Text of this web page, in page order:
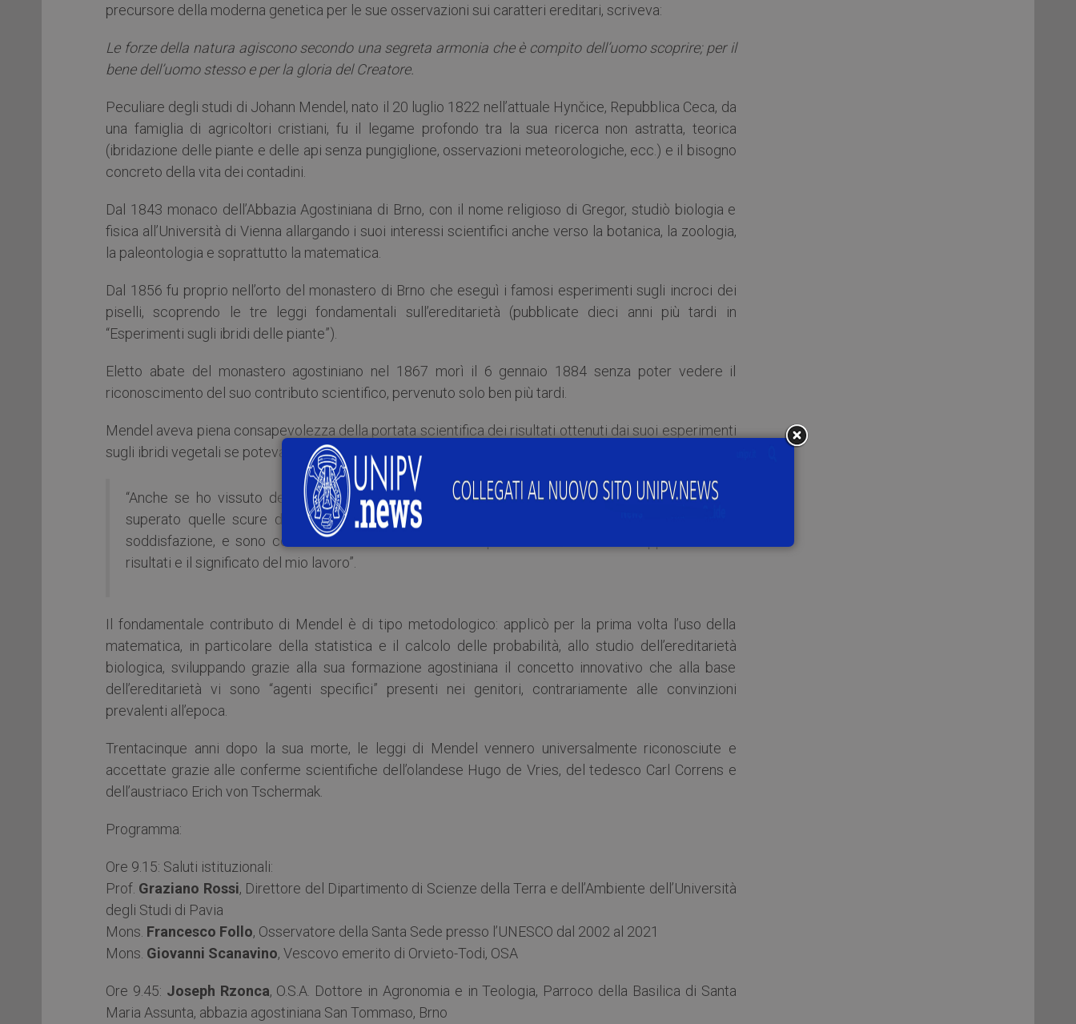
precursore della moderna genetica per le sue osservazioni sui caratteri ereditari, scriveva:
Le forze della natura agiscono secondo una segreta armonia che è compito dell’uomo scoprire; per il
bene dell’uomo stesso e per la gloria del Creatore.
Peculiare degli studi di Johann Mendel, nato il 20 luglio 1822 nell’attuale Hynčice, Repubblica Ceca, da
una famiglia di agricoltori cristiani, fu il legame profondo tra la sua ricerca non astratta, teorica
(ibridazione delle piante e delle api senza pungiglione, osservazioni meteorologiche, ecc.) e il bisogno
concreto della vita dei contadini.
Dal 1843 monaco dell’Abbazia Agostiniana di Brno, con il nome religioso di Gregor, studiò biologia e
fisica all’Università di Vienna allargando i suoi interessi scientifici anche verso la botanica, la zoologia,
la paleontologia e soprattutto la matematica.
Dal 1856 fu proprio nell’orto del monastero di Brno che eseguì i famosi esperimenti sugli incroci dei
piselli, scoprendo le tre leggi fondamentali sull’ereditarietà (pubblicate dieci anni più tardi in
“Esperimenti sugli ibridi delle piante”).
Eletto abate del monastero agostiniano nel 1867 morì il 6 gennaio 1884 senza poter vedere il
riconoscimento del suo contributo scientifico, pervenuto solo ben più tardi.
Mendel aveva piena consapevolezza della portata scientifica dei risultati ottenuti dai suoi esperimenti
sugli ibridi vegetali se poteva scrivere:
“Anche se ho vissuto delle ore buie durante la mia vita, sono grato che le ore belle hanno
superato quelle scure di gran lunga. Il mio lavoro scientifico mi ha portato grande gioia e
soddisfazione, e sono convinto che non ci vorrà molto perché il mondo intero apprezzerà i
risultati e il significato del mio lavoro”.
Il fondamentale contributo di Mendel è di tipo metodologico: applicò per la prima volta l’uso della
matematica, in particolare della statistica e il calcolo delle probabilità, allo studio dell’ereditarietà
biologica, sviluppando grazie alla sua formazione agostiniana il concetto innovativo che alla base
dell’ereditarietà vi sono “agenti specifici” presenti nei genitori, contrariamente alle convinzioni
prevalenti all’epoca.
Trentacinque anni dopo la sua morte, le leggi di Mendel vennero universalmente riconosciute e
accettate grazie alle conferme scientifiche dell’olandese Hugo de Vries, del tedesco Carl Correns e
dell’austriaco Erich von Tschermak.
Programma:
Ore 9.15: Saluti istituzionali:
Prof. Graziano Rossi, Direttore del Dipartimento di Scienze della Terra e dell’Ambiente dell’Università
degli Studi di Pavia
Mons. Francesco Follo, Osservatore della Santa Sede presso l’UNESCO dal 2002 al 2021
Mons. Giovanni Scanavino, Vescovo emerito di Orvieto-Todi, OSA
Ore 9.45: Joseph Rzonca, O.S.A. Dottore in Agronomia e in Teologia, Parroco della Basilica di Santa
Maria Assunta, abbazia agostiniana San Tommaso, Brno